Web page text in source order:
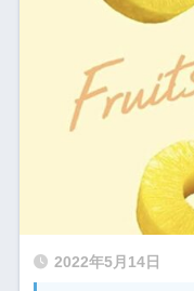
2022年5月14日